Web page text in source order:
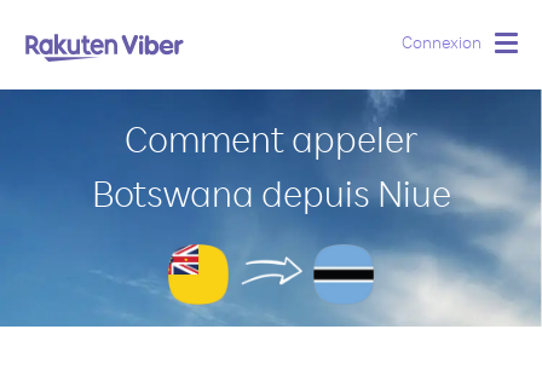
Connexion
Comment appeler
Botswana depuis Niue